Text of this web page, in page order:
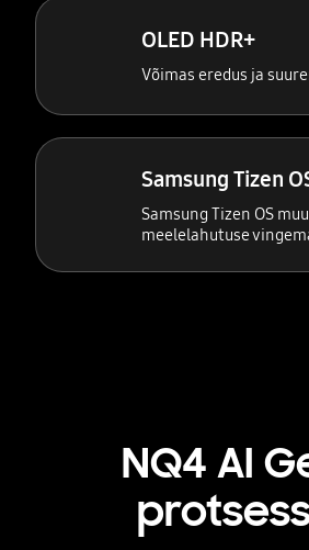
OLED HDR+
Võimas eredus ja
Samsung Tizen
Samsung Tizen OS
meelelahutuse
NQ4 AI